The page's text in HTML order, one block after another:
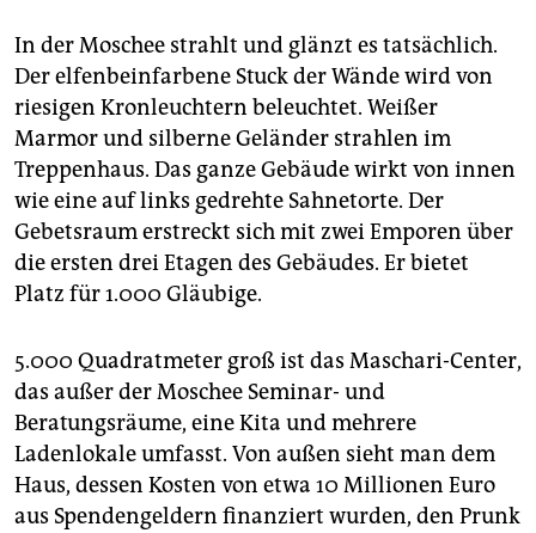
In der Moschee strahlt und glänzt es tatsächlich.
Der elfenbeinfarbene Stuck der Wände wird von
riesigen Kronleuchtern beleuchtet. Weißer
Marmor und silberne Geländer strahlen im
Treppenhaus. Das ganze Gebäude wirkt von innen
wie eine auf links gedrehte Sahnetorte. Der
Gebetsraum erstreckt sich mit zwei Emporen über
die ersten drei Etagen des Gebäudes. Er bietet
Platz für 1.000 Gläubige.
5.000 Quadratmeter groß ist das Maschari-Center,
das außer der Moschee Seminar- und
Beratungsräume, eine Kita und mehrere
Ladenlokale umfasst. Von außen sieht man dem
Haus, dessen Kosten von etwa 10 Millionen Euro
aus Spendengeldern finanziert wurden, den Prunk